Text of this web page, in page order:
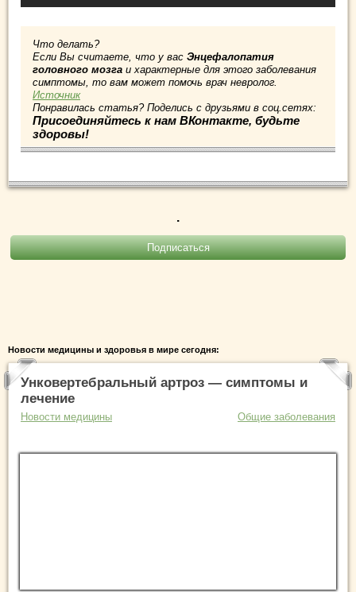
Что делать?
Если Вы считаете, что у вас Энцефалопатия
головного мозга и характерные для этого заболевания
симптомы, то вам может помочь врач невролог.
Источник
Понравилась статья? Поделись с друзьями в соц.сетях:
Присоединяйтесь к нам ВКонтакте, будьте
здоровы!
.
Новости медицины и здоровья в мире сегодня:
Унковертебральный артроз — симптомы и
лечение
Новости медицины Общие заболевания